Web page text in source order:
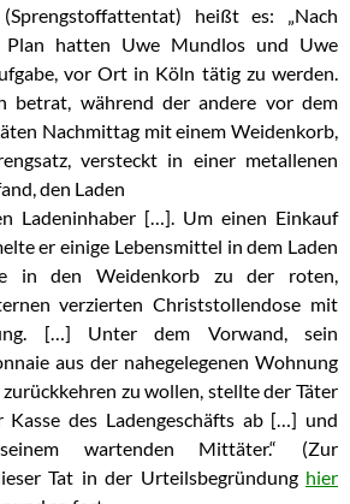
heißt es: „Nach
Plan hatten Uwe Mundlos und Uwe
vor Ort in Köln tätig zu werden.
betrat, während der andere vor dem
Nachmittag mit einem Weidenkorb,
versteckt in einer metallenen
den Laden
Ladeninhaber […]. Um einen Einkauf
er einige Lebensmittel in dem Laden
in den Weidenkorb zu der roten,
verzierten Christstollendose mit
[…] Unter dem Vorwand, sein
aus der nahegelegenen Wohnung
zu wollen, stellte der Täter
des Ladengeschäfts ab […] und
wartenden Mittäter.“ (Zur
Tat in der Urteilsbegründung hier